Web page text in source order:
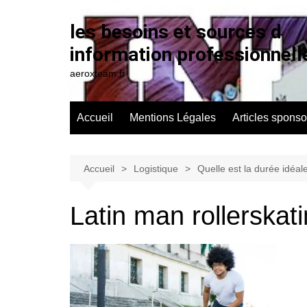
les besoins et sources d
information
aeroxteam.fr
Accueil Mentions Légales Articles
Accueil Logistique Quelle est la durée
Latin man